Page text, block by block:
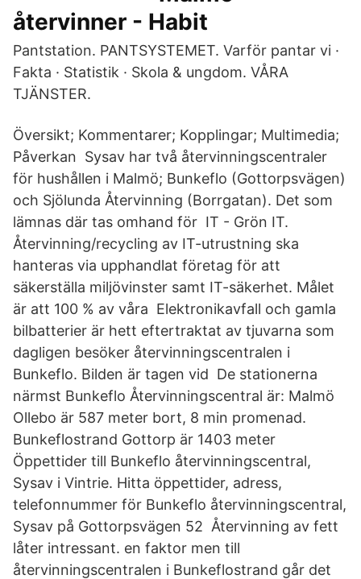
återvinner - Habit
Pantstation. PANTSYSTEMET. Varför pantar vi ·
Fakta · Statistik · Skola & ungdom. VÅRA
TJÄNSTER.
Översikt; Kommentarer; Kopplingar; Multimedia;
Påverkan Sysav har två återvinningscentraler
för hushållen i Malmö; Bunkeflo (Gottorpsvägen)
och Sjölunda Återvinning (Borrgatan). Det som
lämnas där tas omhand för IT - Grön IT.
Återvinning/recycling av IT-utrustning ska
hanteras via upphandlat företag för att
säkerställa miljövinster samt IT-säkerhet. Målet
är att 100 % av våra Elektronikavfall och gamla
bilbatterier är hett eftertraktat av tjuvarna som
dagligen besöker återvinningscentralen i
Bunkeflo. Bilden är tagen vid De stationerna
närmst Bunkeflo Återvinningscentral är: Malmö
Ollebo är 587 meter bort, 8 min promenad.
Bunkeflostrand Gottorp är 1403 meter
Öppettider till Bunkeflo återvinningscentral,
Sysav i Vintrie. Hitta öppettider, adress,
telefonnummer för Bunkeflo återvinningscentral,
Sysav på Gottorpsvägen 52 Återvinning av fett
låter intressant. en faktor men till
återvinningscentralen i Bunkeflostrand går det